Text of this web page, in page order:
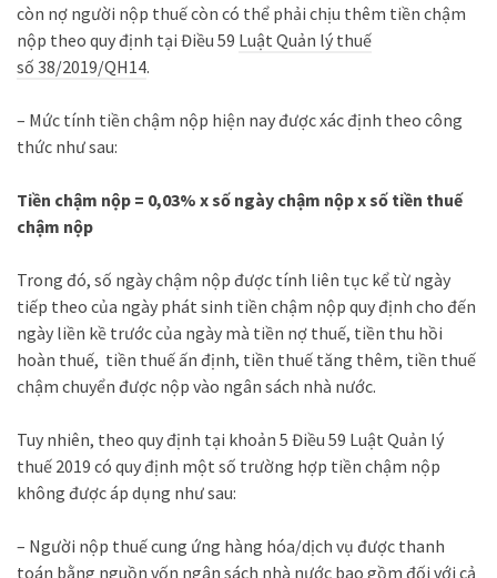
còn nợ người nộp thuế còn có thể phải chịu thêm tiền chậm
nộp theo quy định tại Điều 59 Luật Quản lý thuế
số 38/2019/QH14.
– Mức tính tiền chậm nộp hiện nay được xác định theo công
thức như sau:
Tiền chậm nộp = 0,03% x số ngày chậm nộp x số tiền thuế
chậm nộp
Trong đó, số ngày chậm nộp được tính liên tục kể từ ngày
tiếp theo của ngày phát sinh tiền chậm nộp quy định cho đến
ngày liền kề trước của ngày mà tiền nợ thuế, tiền thu hồi
hoàn thuế, tiền thuế ấn định, tiền thuế tăng thêm, tiền thuế
chậm chuyển được nộp vào ngân sách nhà nước.
Tuy nhiên, theo quy định tại khoản 5 Điều 59 Luật Quản lý
thuế 2019 có quy định một số trường hợp tiền chậm nộp
không được áp dụng như sau:
– Người nộp thuế cung ứng hàng hóa/dịch vụ được thanh
toán bằng nguồn vốn ngân sách nhà nước bao gồm đối với cả